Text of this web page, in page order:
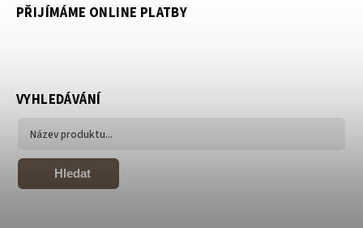
PŘIJÍMÁME ONLINE PLATBY
VYHLEDÁVÁNÍ
Hledat